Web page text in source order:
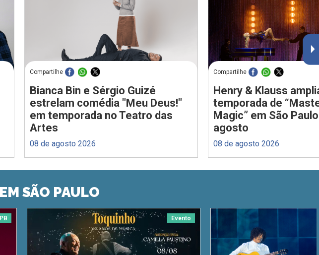
Compartilhe
Bianca Bin e Sérgio Guizé
estrelam comédia "Meu Deus!"
em temporada no Teatro das
Artes
08 de agosto 2026
Compartilhe
Henry & Klauss
temporada de
Magic” em São
agosto
08 de agosto 2026
SÃO PAULO
Evento